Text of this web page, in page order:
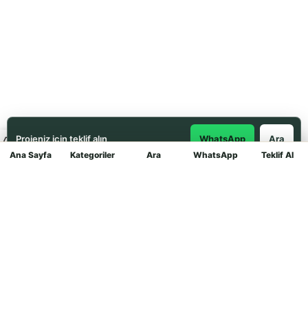
Ana Sayfa Kategoriler Ara WhatsApp Teklif Al
Projeniz için teklif alın WhatsApp Ara